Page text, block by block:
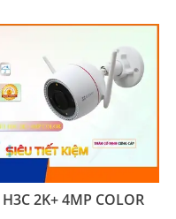
CMOS camera CS-
là một loại camera
khả năng lưu trữ dữ liệu
thông qua khe thẻ
2K+ 4MP COLOR